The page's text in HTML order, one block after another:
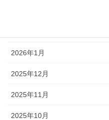
2026年1月
2025年12月
2025年11月
2025年10月